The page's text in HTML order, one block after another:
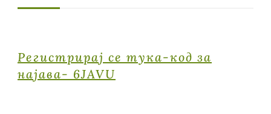
Регистрирај се тука-код за
најава- 6JAVU